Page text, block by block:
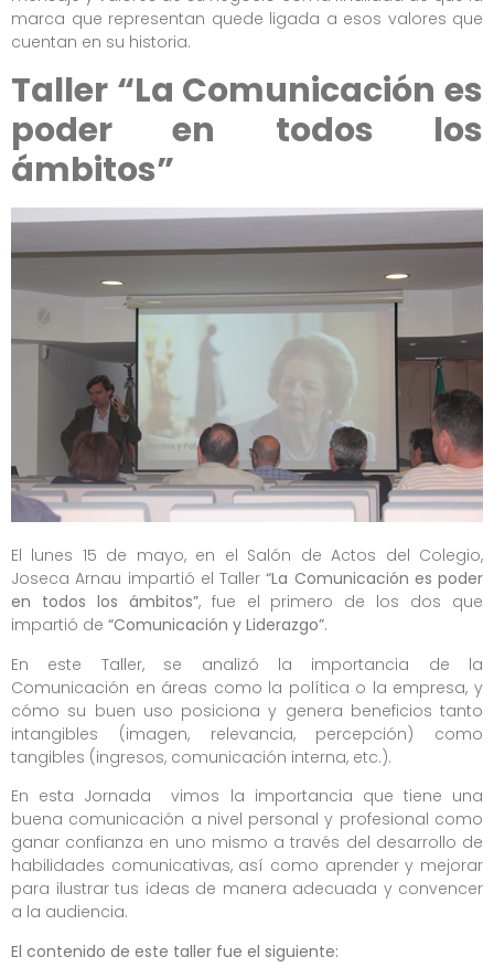
marca que representan quede ligada a esos valores que
cuentan en su historia.
Taller “La Comunicación es
poder en todos los
ámbitos”
El lunes 15 de mayo, en el Salón de Actos del Colegio,
Joseca Arnau impartió el Taller“La Comunicación es poder
en todos los ámbitos”, fue el primero de los dos que
impartió de “Comunicación y Liderazgo”.
En este Taller, se analizó la importancia de la
Comunicación en áreas como la política o la empresa, y
cómo su buen uso posiciona y genera beneficios tanto
intangibles (imagen, relevancia, percepción) como
tangibles (ingresos, comunicación interna, etc.).
En esta Jornada vimos la importancia que tiene una
buena comunicación a nivel personal y profesional como
ganar confianza en uno mismo a través del desarrollo de
habilidades comunicativas, así como aprender y mejorar
para ilustrar tus ideas de manera adecuada y convencer
a la audiencia.
El contenido de este taller fue el siguiente: